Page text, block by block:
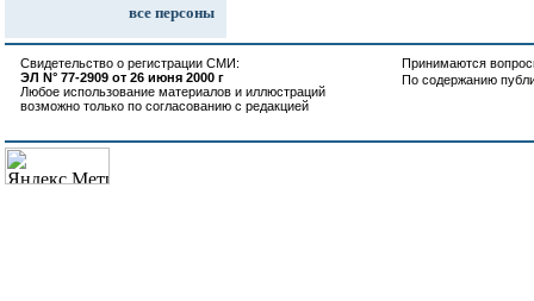
все персоны
Свидетельство о регистрации СМИ:
ЭЛ N° 77-2909 от 26 июня 2000 г
Любое использование материалов и иллюстраций
возможно только по согласованию с редакцией
Принимаются
По содержанию